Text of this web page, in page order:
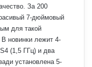
За 200
7-дюймовый
для такой
новинки лежит 4-
(1,5 ГГц) и два
установлена 5-